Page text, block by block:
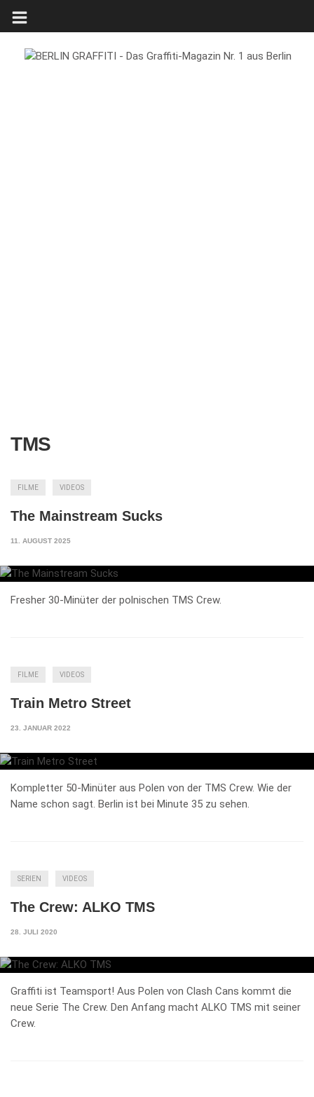
TMS
FILME VIDEOS
The Mainstream Sucks
11. AUGUST 2025
Fresher 30-Minüter der polnischen TMS Crew.
FILME VIDEOS
Train Metro Street
23. JANUAR 2022
Kompletter 50-Minüter aus Polen von der TMS Crew. Wie der
Name schon sagt. Berlin ist bei Minute 35 zu sehen.
SERIEN VIDEOS
The Crew: ALKO TMS
28. JULI 2020
Graffiti ist Teamsport! Aus Polen von Clash Cans kommt die
neue Serie The Crew. Den Anfang macht ALKO TMS mit seiner
Crew.